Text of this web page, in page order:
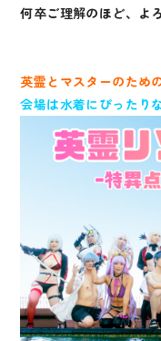
何卒ご理解のほど、よ
英霊とマスターのため
会場は水着にぴったり